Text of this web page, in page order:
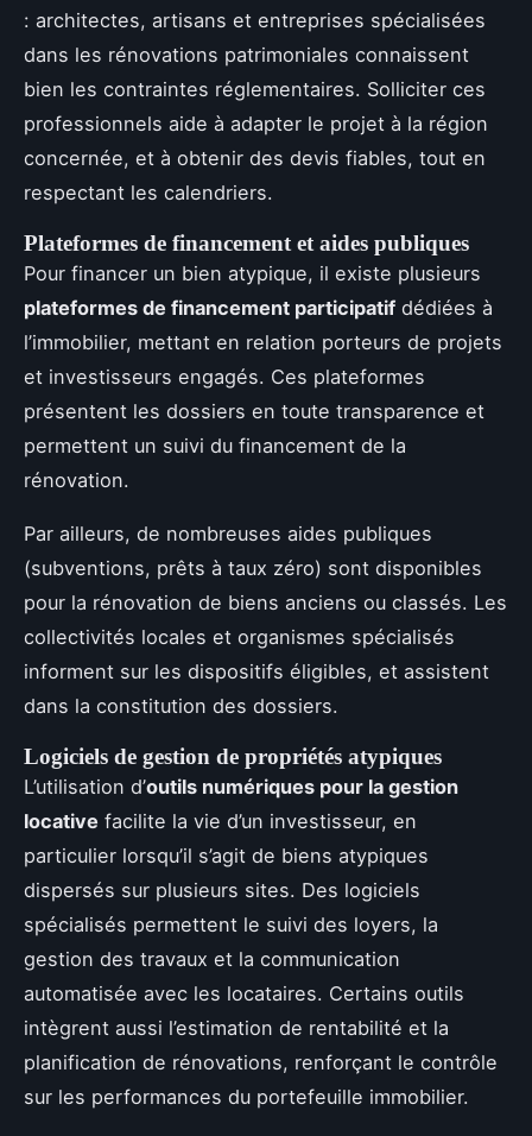
: architectes, artisans et entreprises spécialisées
dans les rénovations patrimoniales connaissent
bien les contraintes réglementaires. Solliciter ces
professionnels aide à adapter le projet à la région
concernée, et à obtenir des devis fiables, tout en
respectant les calendriers.
Plateformes de financement et aides publiques
Pour financer un bien atypique, il existe plusieurs
plateformes de financement participatif dédiées à
l’immobilier, mettant en relation porteurs de projets
et investisseurs engagés. Ces plateformes
présentent les dossiers en toute transparence et
permettent un suivi du financement de la
rénovation.
Par ailleurs, de nombreuses aides publiques
(subventions, prêts à taux zéro) sont disponibles
pour la rénovation de biens anciens ou classés. Les
collectivités locales et organismes spécialisés
informent sur les dispositifs éligibles, et assistent
dans la constitution des dossiers.
Logiciels de gestion de propriétés atypiques
L’utilisation d’outils numériques pour la gestion
locative facilite la vie d’un investisseur, en
particulier lorsqu’il s’agit de biens atypiques
dispersés sur plusieurs sites. Des logiciels
spécialisés permettent le suivi des loyers, la
gestion des travaux et la communication
automatisée avec les locataires. Certains outils
intègrent aussi l’estimation de rentabilité et la
planification de rénovations, renforçant le contrôle
sur les performances du portefeuille immobilier.